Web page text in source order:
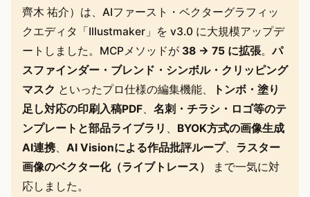
齊木 祐介）は、AIファースト・ベクターグラフィッ
クエディタ「Illustmaker」を v3.0 に大規模アップデ
ートしました。MCPメソッドが 38 → 75 に拡張。パ
スファインダー・ブレンド・シンボル・クリッピング
マスク といったプロ仕様の編集機能、
トンボ・塗り
足し対応の印刷入稿PDF、 名刺・チラシ・ロゴ等のテ
ンプレートと部品ライブラリ 、 BYOK方式の画像生成
AI連携、 AI Visionによる作品批評ループ、 ラスター
画像のベクター化（ライブトレース）
まで一気に対
応しました。